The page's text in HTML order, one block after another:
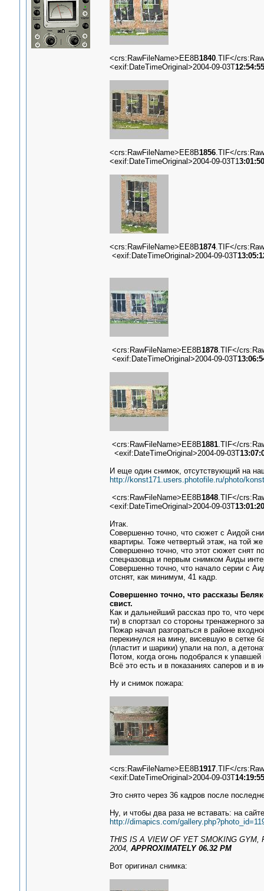
<crs:RawFileName>EE8B1840.TIF</
<exif:DateTimeOriginal>2004-09-03T12:54:55
<crs:RawFileName>EE8B1856.TIF</
<exif:DateTimeOriginal>2004-09-03T13:01:50
<crs:RawFileName>EE8B1874.TIF</
<exif:DateTimeOriginal>2004-09-03T
<crs:RawFileName>EE8B1878.TIF</
<exif:DateTimeOriginal>2004-09-03T
<crs:RawFileName>EE8B1881.TIF</
<exif:DateTimeOriginal>2004-09-03T
И еще один снимок, отсутствующий на
http://konst171.users.photofile.ru/photo/
<crs:RawFileName>EE8B1848.TIF</
<exif:DateTimeOriginal>2004-09-03T13:01:20
Итак.
Совершенно точно, что сюжет с Аидой
квартиры. Тоже четвертый этаж, на той
Совершенно точно, что этот сюжет снят
спецназовца и первым снимком Аиды
Совершенно точно, что начало серии с
отснят, как минимум, 41 кадр.
Совершенно точно, что рассказы
свист.
Как и дальнейший рассказ про то, что
ти) в спортзал со стороны тренажерного
Пожар начал разгораться в районе
перекинулся на мину, висевшую в сетке
(пластит и шарики) упали на пол, а
Потом, когда огонь подобрался к
Всё это есть и в показаниях саперов и
Ну и снимок пожара:
<crs:RawFileName>EE8B1917.TIF</
<exif:DateTimeOriginal>2004-09-03T14:19:55
Это снято через 36 кадров после
Ну, и чтобы два раза не вставать: на
http://dimapics.com/
THIS IS A VIEW OF YET SMOKING GYM,
2004, APPROXIMATELY 06.32 PM
Вот оригинал снимка: